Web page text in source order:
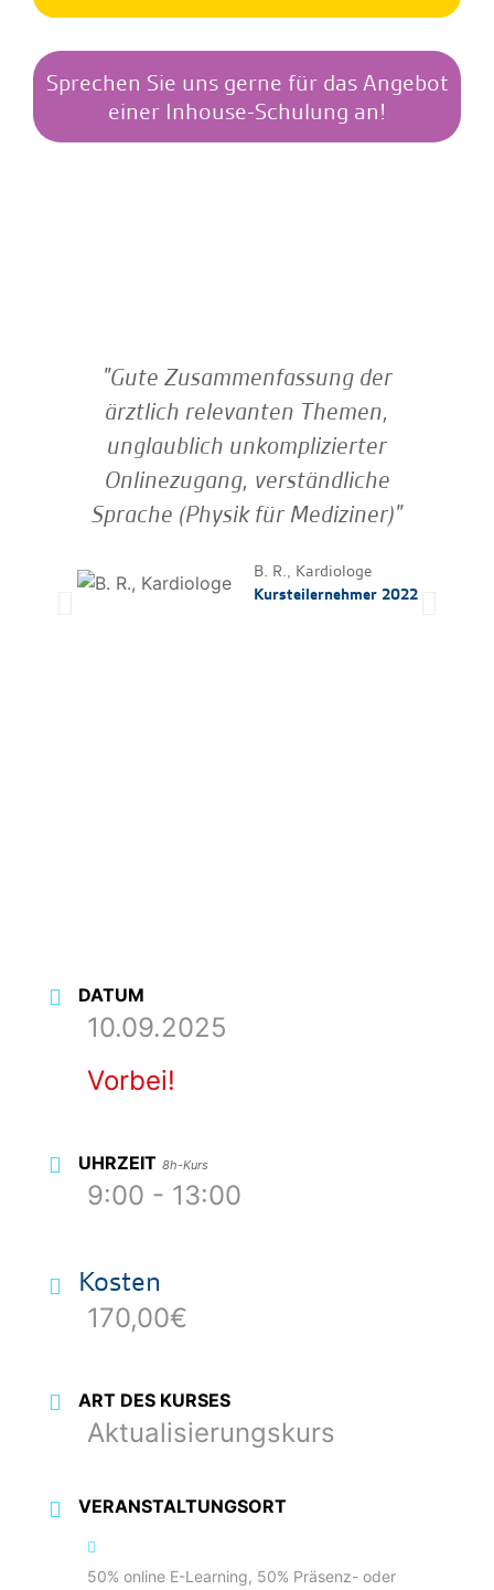
Sprechen Sie uns gerne für das Angebot
einer Inhouse-Schulung an!
"Gute Zusammenfassung der
ärztlich relevanten Themen,
unglaublich unkomplizierter
Onlinezugang, verständliche
Sprache (Physik für Mediziner)"
B. R., Kardiologe
Kursteilernehmer 2022
DATUM
10.09.2025
Vorbei!
UHRZEIT 8h-Kurs
9:00 - 13:00
Kosten
170,00€
ART DES KURSES
Aktualisierungskurs
VERANSTALTUNGSORT
50% online E-Learning, 50% Präsenz- oder